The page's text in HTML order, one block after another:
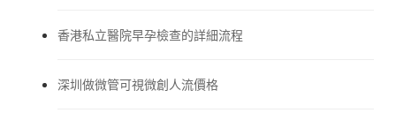
香港私立醫院早孕檢查的詳細流程
深圳做微管可視微創人流價格